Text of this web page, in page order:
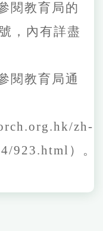
閱教育局的
，內有詳盡
閱教育局通
zh-
923.html ）。